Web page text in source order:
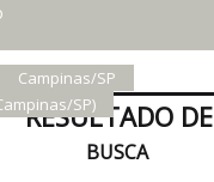
Campinas/SP
SP)
RESULTADO DE
BUSCA